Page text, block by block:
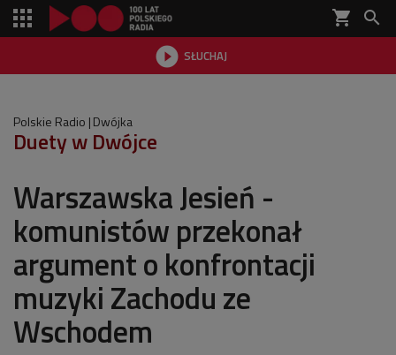
shopping_cart 
 SŁUCHAJ

Polskie Radio Dwójka
Duety w Dwójce
Warszawska Jesień -
komunistów przekonał
argument o konfrontacji
muzyki Zachodu ze
Wschodem